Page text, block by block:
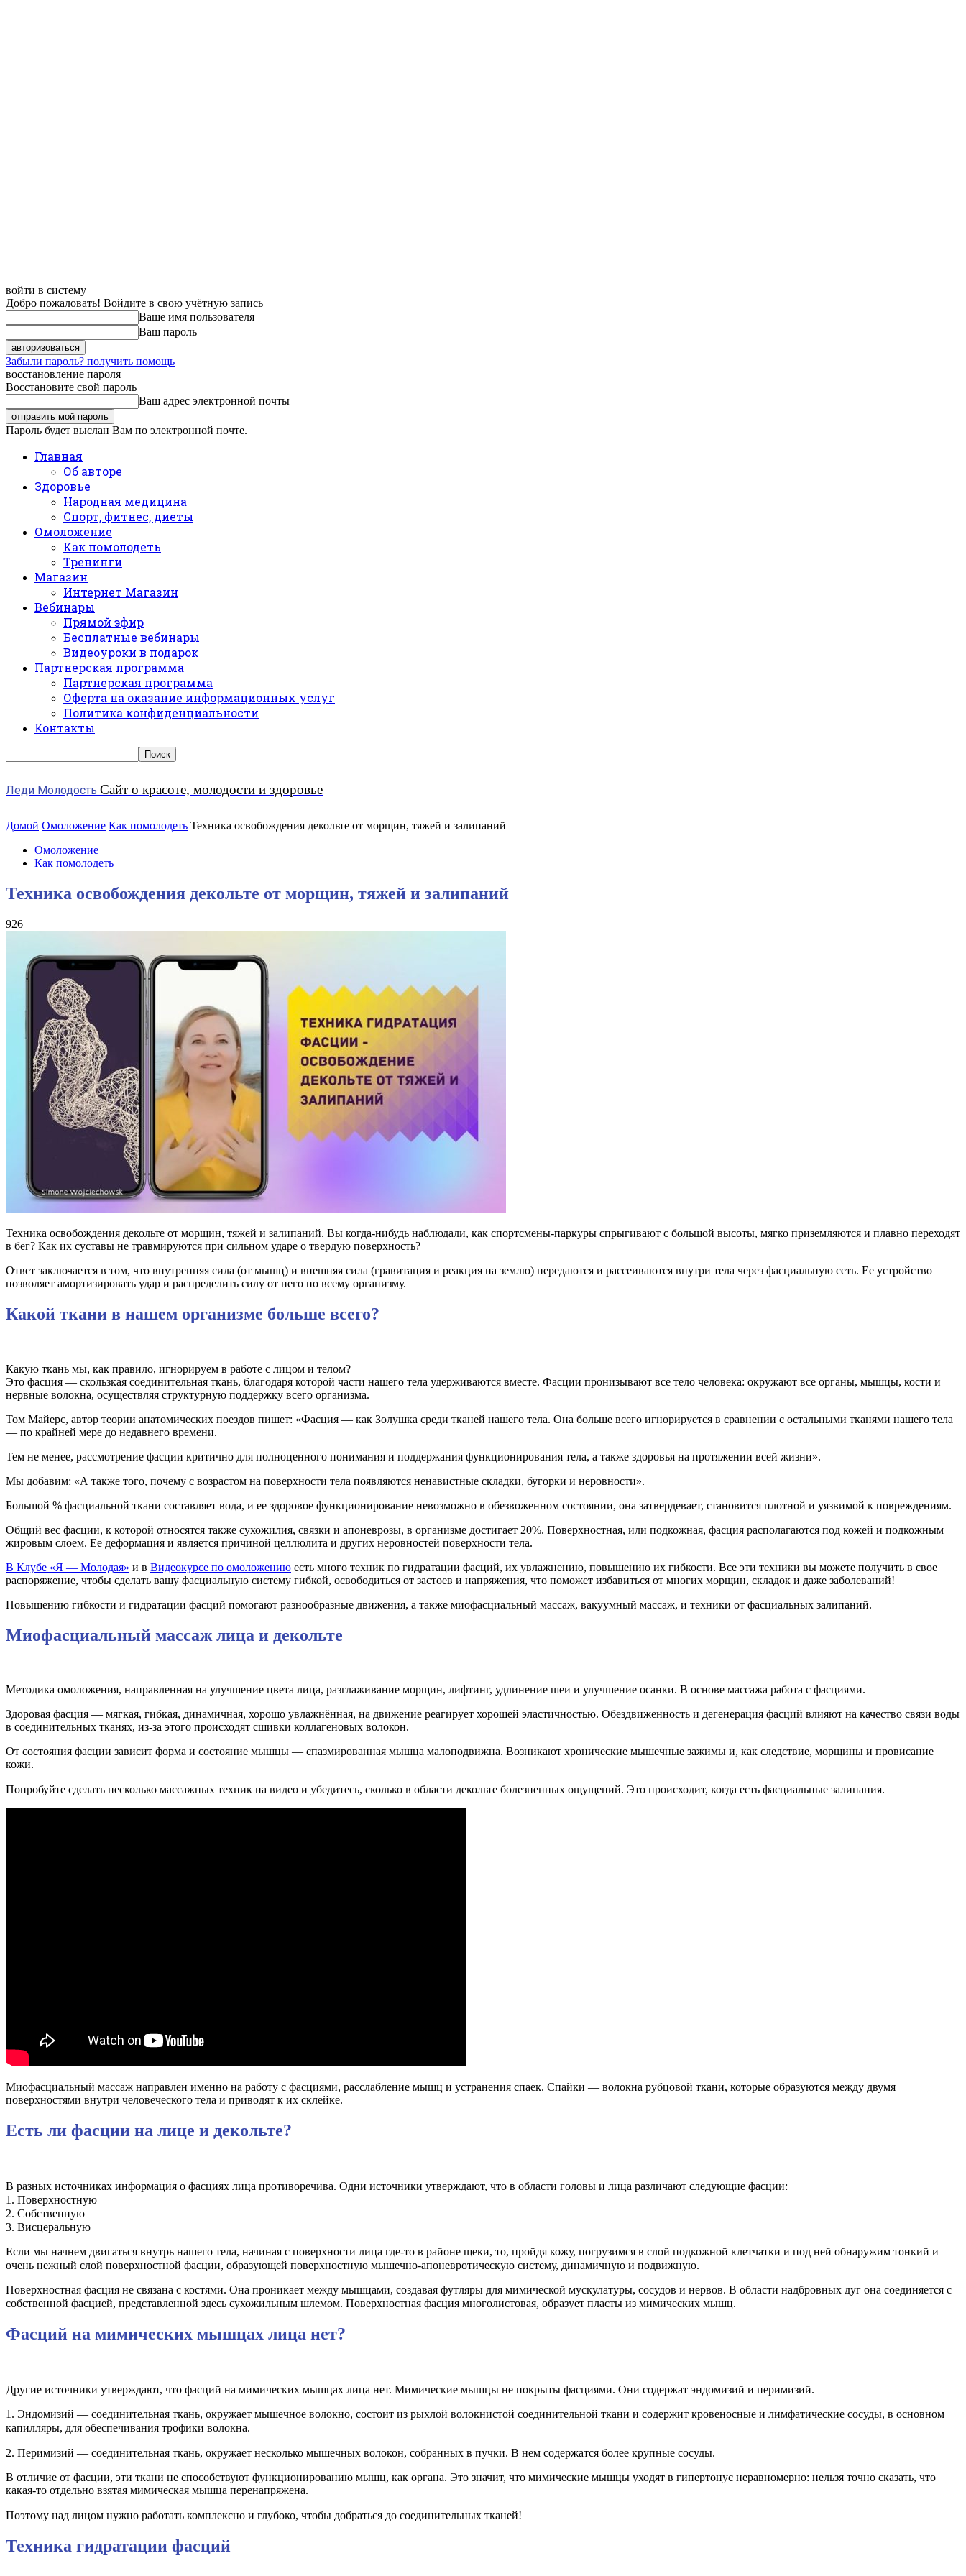
войти в систему
Добро пожаловать! Войдите в свою учётную запись
Ваше имя пользователя
Ваш пароль
Забыли пароль? получить помощь
восстановление пароля
Восстановите свой пароль
Ваш адрес электронной почты
Пароль будет выслан Вам по электронной почте.
Главная
Об авторе
Здоровье
Народная медицина
Спорт, фитнес, диеты
Омоложение
Как помолодеть
Тренинги
Магазин
Интернет Магазин
Вебинары
Прямой эфир
Бесплатные вебинары
Видеоуроки в подарок
Партнерская программа
Партнерская программа
Оферта на оказание информационных услуг
Политика конфиденциальности
Контакты
Леди Молодость Сайт о красоте, молодости и здоровье
Домой Омоложение Как помолодеть Техника освобождения декольте от морщин, тяжей и залипаний
Омоложение
Как помолодеть
Техника освобождения декольте от морщин, тяжей и залипаний
926
Техника освобождения декольте от морщин, тяжей и залипаний. Вы когда-нибудь наблюдали, как спортсмены-паркуры спрыгивают с большой высоты, мягко приземляются и плавно переходят
в бег? Как их суставы не травмируются при сильном ударе о твердую поверхность?
Ответ заключается в том, что внутренняя сила (от мышц) и внешняя сила (гравитация и реакция на землю) передаются и рассеиваются внутри тела через фасциальную сеть. Ее устройство
позволяет амортизировать удар и распределить силу от него по всему организму.
Какой ткани в нашем организме больше всего?
Какую ткань мы, как правило, игнорируем в работе с лицом и телом?
Это фасция — скользкая соединительная ткань, благодаря которой части нашего тела удерживаются вместе. Фасции пронизывают все тело человека: окружают все органы, мышцы, кости и
нервные волокна, осуществляя структурную поддержку всего организма.
Том Майерс, автор теории анатомических поездов пишет: «Фасция — как Золушка среди тканей нашего тела. Она больше всего игнорируется в сравнении с остальными тканями нашего тела
— по крайней мере до недавнего времени.
Тем не менее, рассмотрение фасции критично для полноценного понимания и поддержания функционирования тела, а также здоровья на протяжении всей жизни».
Мы добавим: «А также того, почему с возрастом на поверхности тела появляются ненавистные складки, бугорки и неровности».
Большой % фасциальной ткани составляет вода, и ее здоровое функционирование невозможно в обезвоженном состоянии, она затвердевает, становится плотной и уязвимой к повреждениям.
Общий вес фасции, к которой относятся также сухожилия, связки и апоневрозы, в организме достигает 20%. Поверхностная, или подкожная, фасция располагаются под кожей и подкожным
жировым слоем. Ее деформация и является причиной целлюлита и других неровностей поверхности тела.
В Клубе «Я — Молодая» и в Видеокурсе по омоложению есть много техник по гидратации фасций, их увлажнению, повышению их гибкости. Все эти техники вы можете получить в свое
распоряжение, чтобы сделать вашу фасциальную систему гибкой, освободиться от застоев и напряжения, что поможет избавиться от многих морщин, складок и даже заболеваний!
Повышению гибкости и гидратации фасций помогают разнообразные движения, а также миофасциальный массаж, вакуумный массаж, и техники от фасциальных залипаний.
Миофасциальный массаж лица и декольте
Методика омоложения, направленная на улучшение цвета лица, разглаживание морщин, лифтинг, удлинение шеи и улучшение осанки. В основе массажа работа с фасциями.
Здоровая фасция — мягкая, гибкая, динамичная, хорошо увлажнённая, на движение реагирует хорошей эластичностью. Обездвиженность и дегенерация фасций влияют на качество связи воды
в соединительных тканях, из-за этого происходят сшивки коллагеновых волокон.
От состояния фасции зависит форма и состояние мышцы — спазмированная мышца малоподвижна. Возникают хронические мышечные зажимы и, как следствие, морщины и провисание
кожи.
Попробуйте сделать несколько массажных техник на видео и убедитесь, сколько в области декольте болезненных ощущений. Это происходит, когда есть фасциальные залипания. ⠀
Миофасциальный массаж направлен именно на работу с фасциями, расслабление мышц и устранения спаек. Спайки — волокна рубцовой ткани, которые образуются между двумя
поверхностями внутри человеческого тела и приводят к их склейке.
Есть ли фасции на лице и декольте?
В разных источниках информация о фасциях лица противоречива. Одни источники утверждают, что в области головы и лица различают следующие фасции:⠀
1. Поверхностную⠀
2. Собственную⠀
3. Висцеральную⠀
Если мы начнем двигаться внутрь нашего тела, начиная с поверхности лица где-то в районе щеки, то, пройдя кожу, погрузимся в слой подкожной клетчатки и под ней обнаружим тонкий и
очень нежный слой поверхностной фасции, образующей поверхностную мышечно-апоневротическую систему, динамичную и подвижную.⠀
Поверхностная фасция не связана с костями. Она проникает между мышцами, создавая футляры для мимической мускулатуры, сосудов и нервов. В области надбровных дуг она соединяется с
собственной фасцией, представленной здесь сухожильным шлемом. Поверхностная фасция многолистовая, образует пласты из мимических мышц.⠀
Фасций на мимических мышцах лица нет?
Другие источники утверждают, что фасций на мимических мышцах лица нет. Мимические мышцы не покрыты фасциями. Они содержат эндомизий и перимизий. ⠀
1. Эндомизий — соединительная ткань, окружает мышечное волокно, состоит из рыхлой волокнистой соединительной ткани и содержит кровеносные и лимфатические сосуды, в основном
капилляры, для обеспечивания трофики волокна. ⠀
2. Перимизий — соединительная ткань, окружает несколько мышечных волокон, собранных в пучки. В нем содержатся более крупные сосуды. ⠀
В отличие от фасции, эти ткани не способствуют функционированию мышц, как органа. Это значит, что мимические мышцы уходят в гипертонус неравномерно: нельзя точно сказать, что
какая-то отдельно взятая мимическая мышца перенапряжена.
Поэтому над лицом нужно работать комплексно и глубоко, чтобы добраться до соединительных тканей! ⠀
Техника гидратации фасций